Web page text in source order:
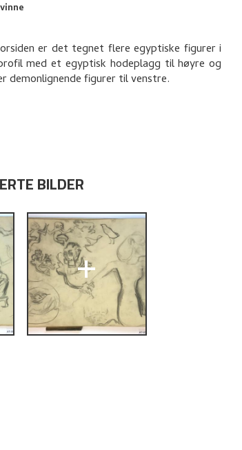
er det tegnet flere egyptiske figurer i
med et egyptisk hodeplagg til høyre og
demonlignende figurer til venstre.
BILDER
+